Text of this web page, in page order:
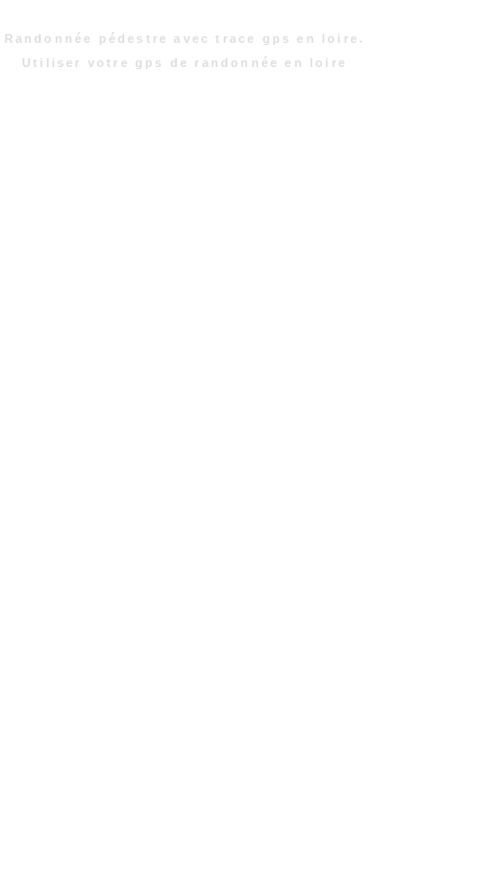
Randonnée pédestre avec trace gps en loire.
Utiliser votre gps de randonnée en loire